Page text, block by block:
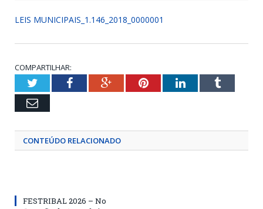
LEIS MUNICIPAIS_1.146_2018_0000001
COMPARTILHAR:
TwitterFacebookGoogle+PinterestLinkedInTumblr
Email
CONTEÚDO RELACIONADO
FESTRIBAL 2026 – No